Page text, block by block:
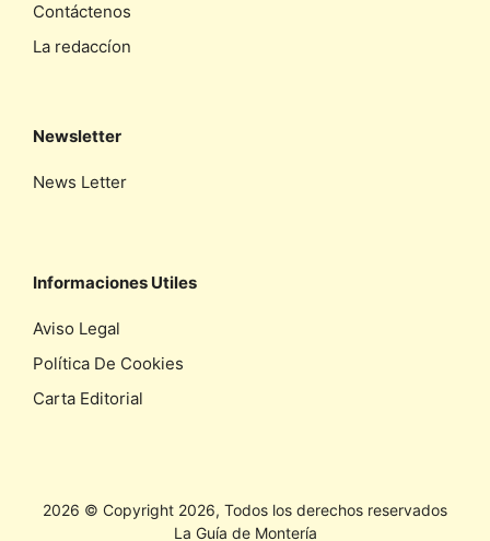
Contáctenos
La redaccíon
Newsletter
News Letter
Informaciones Utiles
Aviso Legal
Política De Cookies
Carta Editorial
2026 © Copyright 2026, Todos los derechos reservados
La Guía de Montería